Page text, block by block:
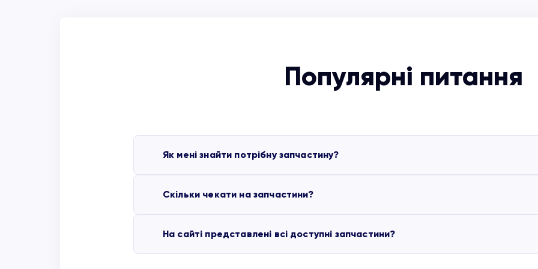
Популярні питання
Як мені знайти потрібну запчастину?
потрібної вам машини немає партлиста, зверніться, будь ласка, до менеджера,
Скільки чекати на запчастини?
Представлені на сайті запчастини, які є в наявності, відправляються протягом
На сайті представлені всі доступні запчастини?